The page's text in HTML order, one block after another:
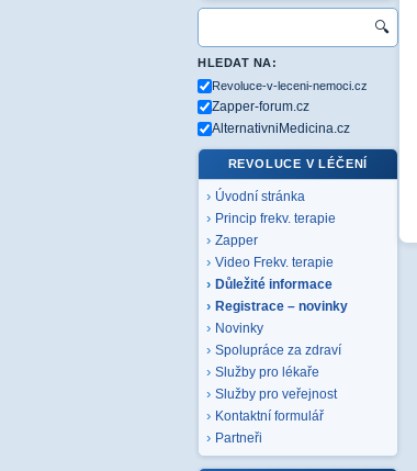
🔍
HLEDAT NA:
Revoluce-v-leceni-nemoci.cz
Zapper-forum.cz
AlternativniMedicina.cz
REVOLUCE V LÉČENÍ
Úvodní stránka
Princip frekv. terapie
Zapper
Video Frekv. terapie
Důležité informace
Registrace – novinky
Novinky
Spolupráce za zdraví
Služby pro lékaře
Služby pro veřejnost
Kontaktní formulář
Partneři